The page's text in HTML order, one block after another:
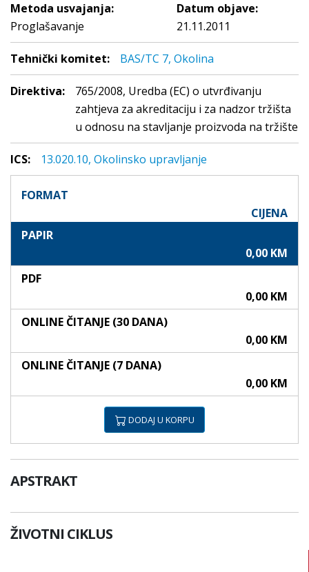
Metoda usvajanja:
Proglašavanje
Datum objave:
21.11.2011
Tehnički komitet: BAS/TC 7, Okolina
Direktiva:
765/2008, Uredba (EC) o utvrđivanju
zahtjeva za akreditaciju i za nadzor tržišta
u odnosu na stavljanje proizvoda na tržište
ICS: 13.020.10, Okolinsko upravljanje
FORMAT
CIJENA
PAPIR
0,00 KM
PDF
0,00 KM
ONLINE ČITANJE (30 DANA)
0,00 KM
ONLINE ČITANJE (7 DANA)
0,00 KM
DODAJ U KORPU
APSTRAKT
ŽIVOTNI CIKLUS